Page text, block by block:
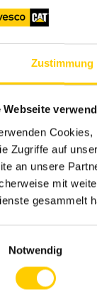
Zustimmung
Webseite
Zugriffe auf
an unsere
mit
gesammelt
Notwendig
perçoit
a été
une journée
de la
uniquement
durant la nuit
est intégré dans